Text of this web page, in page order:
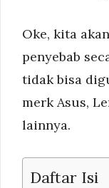
Oke, kita
penyebab
tidak bisa
merk Asus,
lainnya.
Daftar Isi